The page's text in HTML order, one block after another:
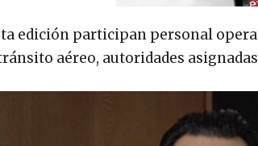
edición participan personal
aéreo, autoridades